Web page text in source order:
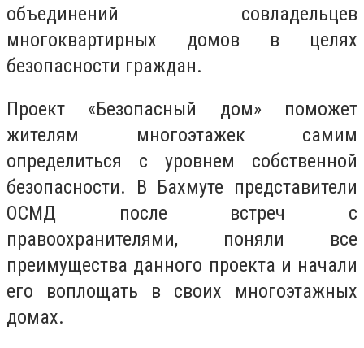
объединений совладельцев
многоквартирных домов в целях
безопасности граждан.
Проект «Безопасный дом» поможет
жителям многоэтажек самим
определиться с уровнем собственной
безопасности. В Бахмуте представители
ОСМД после встреч с
правоохранителями, поняли все
преимущества данного проекта и начали
его воплощать в своих многоэтажных
домах.